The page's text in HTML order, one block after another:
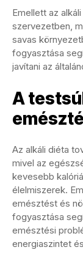
Emellett az
szervezetben,
savas
fogyasztása
javítani az
A
Az alkáli diéta
mivel az
kevesebb
élelmiszerek.
emésztést és
fogyasztása
emésztési
energiaszintet